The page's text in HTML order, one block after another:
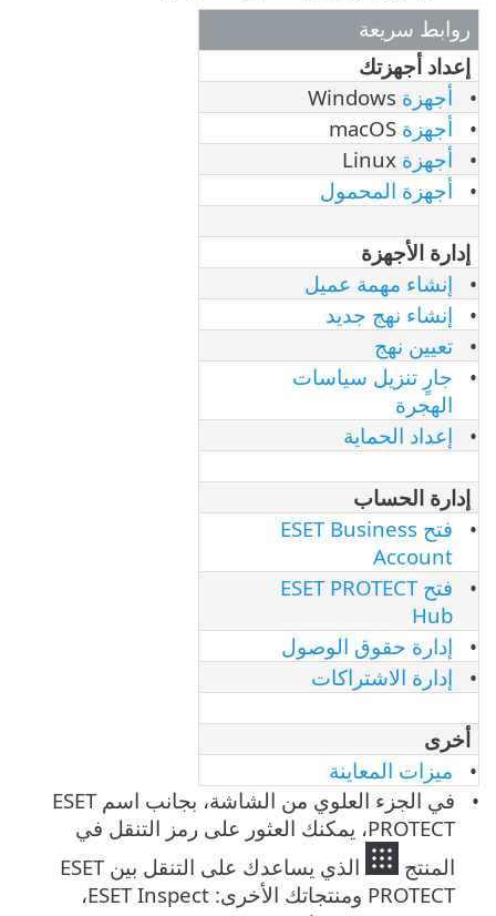
روابط سريعة
إعداد أجهزتك
أجهزة Windows
أجهزةmacOS
أجهزةLinux
أجهزة المحمول
إدارة الأجهزة
إنشاء مهمة عميل
إنشاء نهج جديد
تعيين نهج
جارٍ تنزيل سياسات
الهجرة
إعداد الحماية
إدارة الحساب
فتح ESET Business
Account
فتح ESET PROTECT
Hub
إدارة حقوق الوصول
إدارة الاشتراكات
أخرى
ميزات المعاينة
في الجزء العلوي من الشاشة، بجانب اسم ESET
PROTECT، يمكنك العثور على رمز التنقل في
المنتج
الذي يساعدك على التنقل بين ESET
PROTECT ومنتجاتك الأخرى: ESET Inspect،